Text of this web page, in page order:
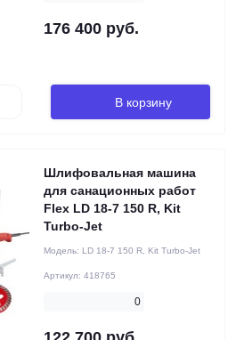
176 400 руб.
В корзину
Шлифовальная машина
для санационных работ
Flex LD 18-7 150 R, Kit
Turbo-Jet
Модель: LD 18-7 150 R, Kit Turbo-Jet
Артикул: 418765
0